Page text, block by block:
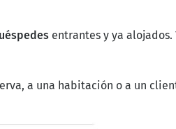
entrantes y ya
a una habitación o a un